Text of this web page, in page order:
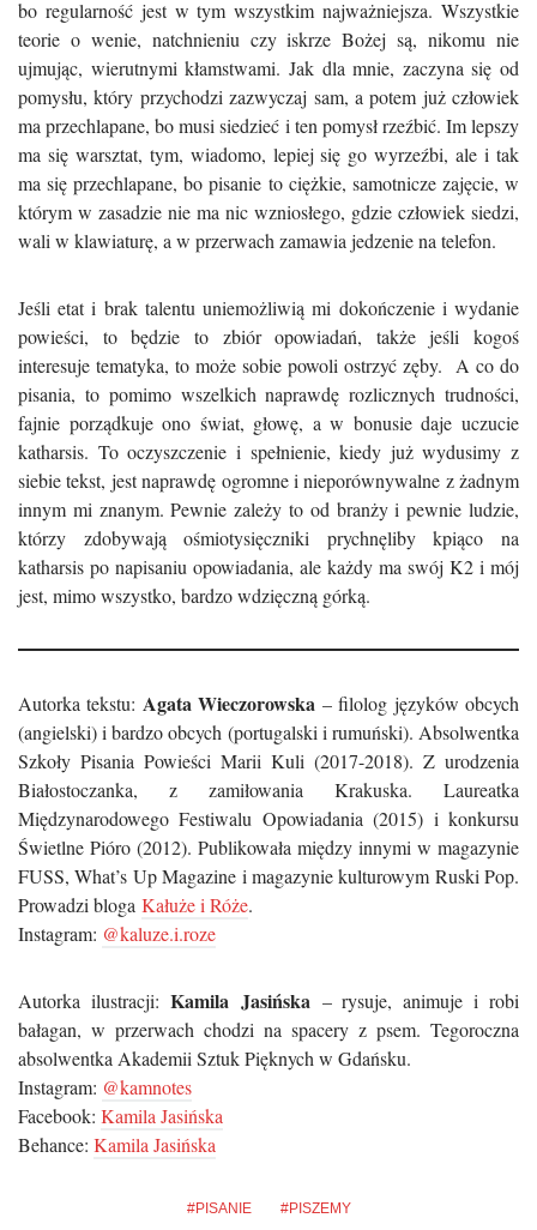
bo regularność jest w tym wszystkim najważniejsza. Wszystkie
teorie o wenie, natchnieniu czy iskrze Bożej są, nikomu nie
ujmując, wierutnymi kłamstwami. Jak dla mnie, zaczyna się od
pomysłu, który przychodzi zazwyczaj sam, a potem już człowiek
ma przechlapane, bo musi siedzieć i ten pomysł rzeźbić. Im lepszy
ma się warsztat, tym, wiadomo, lepiej się go wyrzeźbi, ale i tak
ma się przechlapane, bo pisanie to ciężkie, samotnicze zajęcie, w
którym w zasadzie nie ma nic wzniosłego, gdzie człowiek siedzi,
wali w klawiaturę, a w przerwach zamawia jedzenie na telefon.
Jeśli etat i brak talentu uniemożliwią mi dokończenie i wydanie
powieści, to będzie to zbiór opowiadań, także jeśli kogoś
interesuje tematyka, to może sobie powoli ostrzyć zęby. A co do
pisania, to pomimo wszelkich naprawdę rozlicznych trudności,
fajnie porządkuje ono świat, głowę, a w bonusie daje uczucie
katharsis. To oczyszczenie i spełnienie, kiedy już wydusimy z
siebie tekst, jest naprawdę ogromne i nieporównywalne z żadnym
innym mi znanym. Pewnie zależy to od branży i pewnie ludzie,
którzy zdobywają ośmiotysięczniki prychnęliby kpiąco na
katharsis po napisaniu opowiadania, ale każdy ma swój K2 i mój
jest, mimo wszystko, bardzo wdzięczną górką.
Autorka tekstu: Agata Wieczorowska – filolog języków obcych
(angielski) i bardzo obcych (portugalski i rumuński). Absolwentka
Szkoły Pisania Powieści Marii Kuli (2017-2018). Z urodzenia
Białostoczanka, z zamiłowania Krakuska. Laureatka
Międzynarodowego Festiwalu Opowiadania (2015) i konkursu
Świetlne Pióro (2012). Publikowała między innymi w magazynie
FUSS, What’s Up Magazine i magazynie kulturowym Ruski Pop.
Prowadzi bloga Kałuże i Róże.
Instagram: @kaluze.i.roze
Autorka ilustracji: Kamila Jasińska – rysuje, animuje i robi
bałagan, w przerwach chodzi na spacery z psem. Tegoroczna
absolwentka Akademii Sztuk Pięknych w Gdańsku.
Instagram: @kamnotes
Facebook: Kamila Jasińska
Behance: Kamila Jasińska
PISANIE PISZEMY